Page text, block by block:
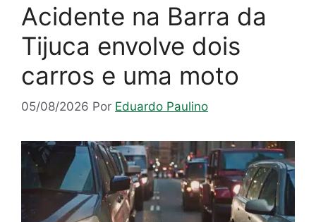
Acidente na Barra da
Tijuca envolve dois
carros e uma moto
05/08/2026 Por Eduardo Paulino